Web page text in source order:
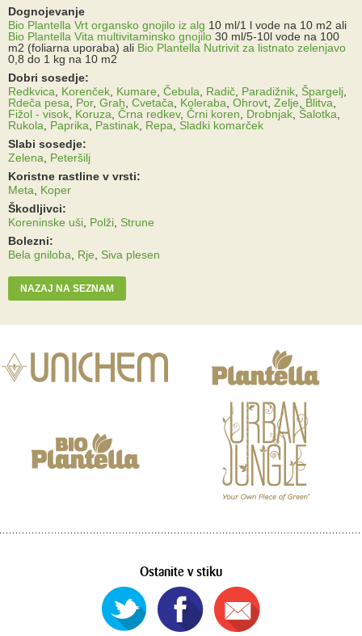
Dognojevanje
Bio Plantella Vrt organsko gnojilo iz alg 10 ml/1 l vode na 10 m2 ali
Bio Plantella Vita multivitaminsko gnojilo 30 ml/5-10l vode na 100
m2 (foliarna uporaba) ali Bio Plantella Nutrivit za listnato zelenjavo
0,8 do 1 kg na 10 m2
Dobri sosedje:
Redkvica
Korenček Kumare Čebula Radič Paradižnik Špargelj
Rdeča pesa
Por, Grah Cvetača Koleraba Ohrovt Zelje Blitva
Fižol - visok Koruza Črna redkev, Črni koren Drobnjak Šalotka
Rukola
Paprika Pastinak Repa
Sladki komarček
Slabi sosedje:
Zelena
Peteršilj
Koristne rastline v vrsti:
Meta
Koper
Škodljivci:
Koreninske uši Polži Strune
Bolezni:
Bela gniloba
Rje Siva plesen
NAZAJ NA SEZNAM
Ostanite v stiku